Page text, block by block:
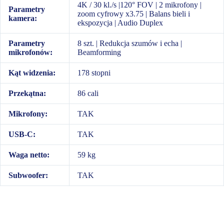
Parametry
kamera:
4K / 30 kl./s |120° FOV | 2 mikrofony |
zoom cyfrowy x3.75 | Balans bieli i
ekspozycja | Audio Duplex
Parametry
mikrofonów:
8 szt. | Redukcja szumów i echa |
Beamforming
Kąt widzenia: 178 stopni
Przekątna: 86 cali
Mikrofony: TAK
USB-C: TAK
Waga netto: 59 kg
Subwoofer: TAK